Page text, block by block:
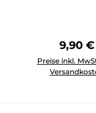
Wert ein
9,90 €
Preise inkl.
Produkt Anzahl: